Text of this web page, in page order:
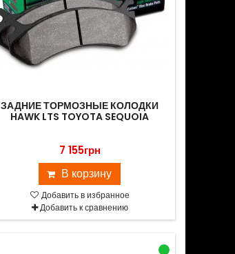
ЗАДНИЕ ТОРМОЗНЫЕ КОЛОДКИ
HAWK LTS TOYOTA SEQUOIA
7 155грн
В корзину
Добавить в избранное
Добавить к сравнению